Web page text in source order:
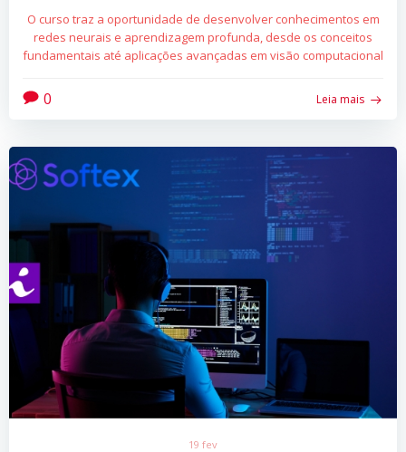
O curso traz a oportunidade de desenvolver conhecimentos em
redes neurais e aprendizagem profunda, desde os conceitos
fundamentais até aplicações avançadas em visão computacional
0 Leia mais
19 fev